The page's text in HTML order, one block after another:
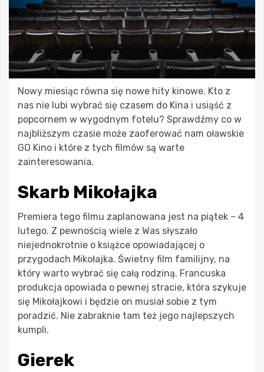
Nowy miesiąc równa się nowe hity kinowe. Kto z
nas nie lubi wybrać się czasem do Kina i usiąść z
popcornem w wygodnym fotelu? Sprawdźmy co w
najbliższym czasie może zaoferować nam oławskie
GO Kino i które z tych filmów są warte
zainteresowania.
Skarb Mikołajka
Premiera tego filmu zaplanowana jest na piątek – 4
lutego. Z pewnością wiele z Was słyszało
niejednokrotnie o książce opowiadającej o
przygodach Mikołajka. Świetny film familijny, na
który warto wybrać się całą rodziną. Francuska
produkcja opowiada o pewnej stracie, która szykuje
się Mikołajkowi i będzie on musiał sobie z tym
poradzić. Nie zabraknie tam też jego najlepszych
kumpli.
Gierek